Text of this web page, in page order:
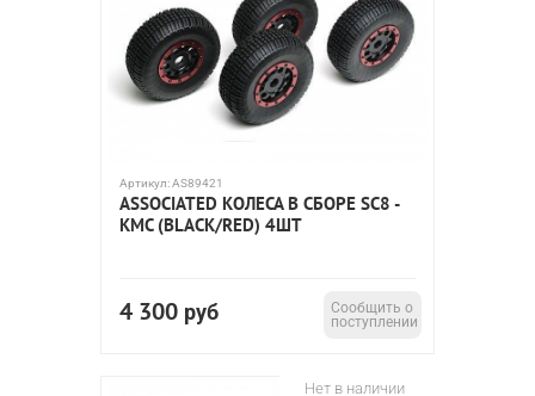
Артикул:AS89421
ASSOCIATED КОЛЕСА В СБОРЕ SC8 -
KMC (BLACK/RED) 4ШТ
4 300 руб
Сообщить о
поступлении
Нет в наличии